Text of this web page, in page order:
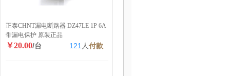
正泰CHNT漏电断路器 DZ47LE 1P 6A
带漏电保护 原装正品
￥20.00/台 121 人付款